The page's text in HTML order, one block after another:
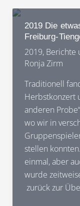
andere
Bowlen
Kameradschaft
Mittelpunkt
–
Impressionen
2019 Die
Freiburg-
2019, Berichte
Ronja Zirm
Traditionell
Herbstkonzert
anderen
wo wir in
stellen
einmal, aber
wurde
zurück zur